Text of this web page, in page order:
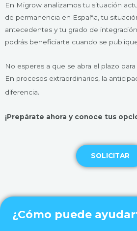
En Migrow analizamos tu situación
de permanencia en España, tu
antecedentes y tu grado de
podrás beneficiarte cuando se
No esperes a que se abra el plazo
En procesos extraordinarios, la
diferencia.
¡Prepárate ahora y conoce tus
SOLICITAR
¿Cómo puede